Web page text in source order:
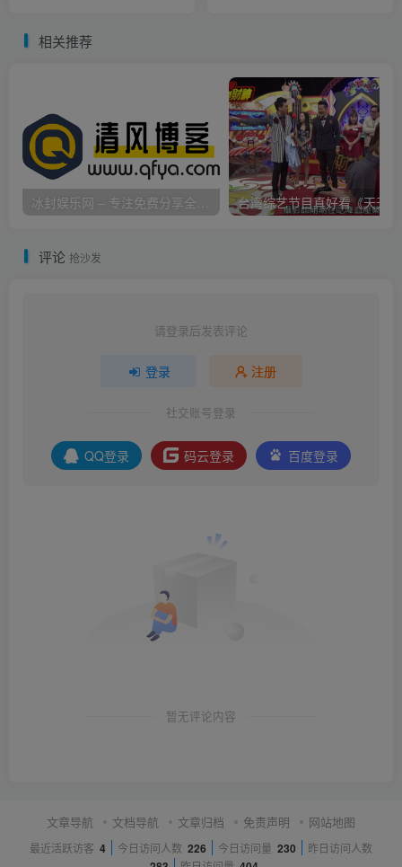
相关推荐
评论 抢沙发
请登录后发表评论
登录 注册
社交账号登录
QQ登录 码云登录 百度登录
暂无评论内容
文章导航 文档导航 文章归档 免责声明 网站地图
最近活跃访客 4 今日访问人数 226 今日访问量 230 昨日访问人数